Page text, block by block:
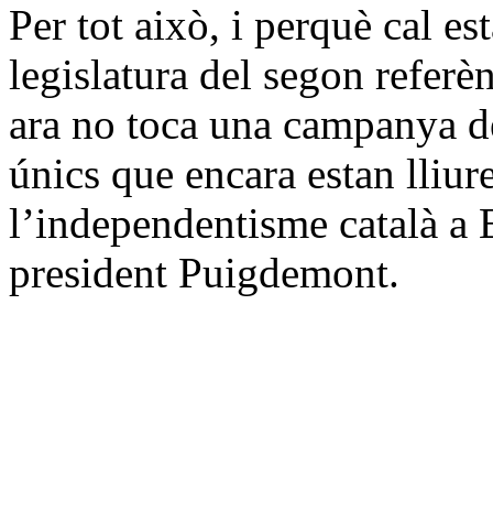
Per tot això, i perquè cal
legislatura del segon
ara no toca una campanya
únics que encara estan
l’independentisme català
president Puigdemont.